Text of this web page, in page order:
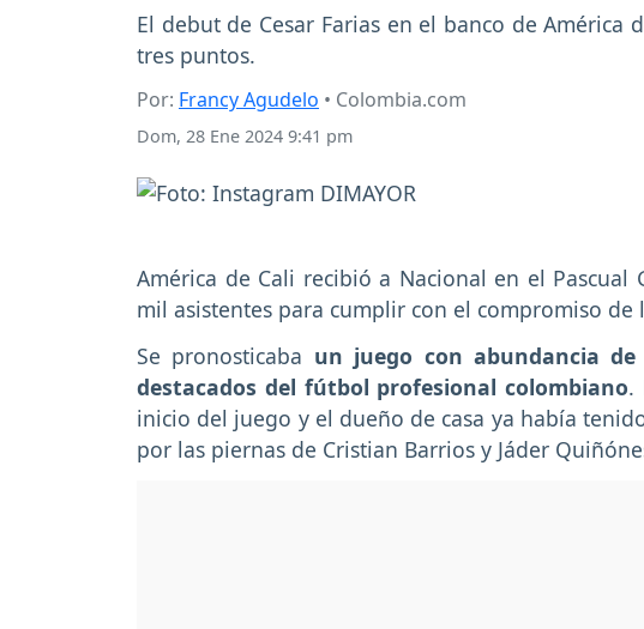
El debut de Cesar Farias en el banco de
tres puntos.
Por: Francy Agudelo • Colombia.com
Dom, 28 Ene 2024 9:41 pm
América de Cali recibió a Nacional en el
mil asistentes para cumplir con el compromiso de
Se pronosticaba un juego con abundancia
destacados del fútbol profesional colombiano.
inicio del juego y el dueño de casa ya había
por las piernas de Cristian Barrios y Jáder